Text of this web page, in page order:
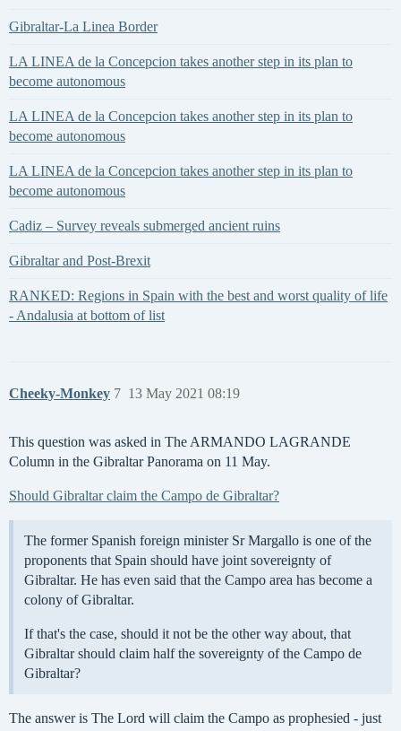
Gibraltar-La Linea Border
LA LINEA de la Concepcion takes another step in its plan to
become autonomous
LA LINEA de la Concepcion takes another step in its plan to
become autonomous
LA LINEA de la Concepcion takes another step in its plan to
become autonomous
Cadiz – Survey reveals submerged ancient ruins
Gibraltar and Post-Brexit
RANKED: Regions in Spain with the best and worst quality of life
- Andalusia at bottom of list
Cheeky-Monkey 13 May 2021 08:19
7
This question was asked in The ARMANDO LAGRANDE
Column in the Gibraltar Panorama on 11 May.
Should Gibraltar claim the Campo de Gibraltar?
The former Spanish foreign minister Sr Margallo is one of the
proponents that Spain should have joint sovereignty of
Gibraltar. He has even said that the Campo area has become a
colony of Gibraltar.
If that's the case, should it not be the other way about, that
Gibraltar should claim half the sovereignty of the Campo de
Gibraltar?
The answer is The Lord will claim the Campo as prophesied - just